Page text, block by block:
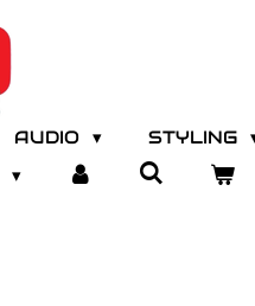
AUDIO STYLING